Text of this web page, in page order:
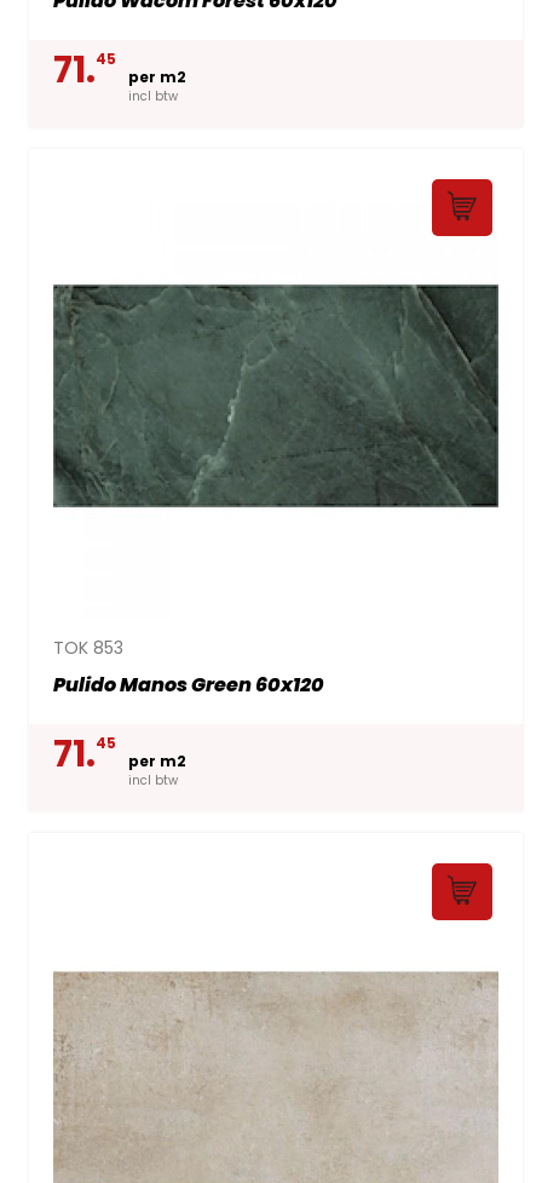
71.45
per m2
incl btw
TOK 853
Pulido Manos Green 60x120
71.45
per m2
incl btw